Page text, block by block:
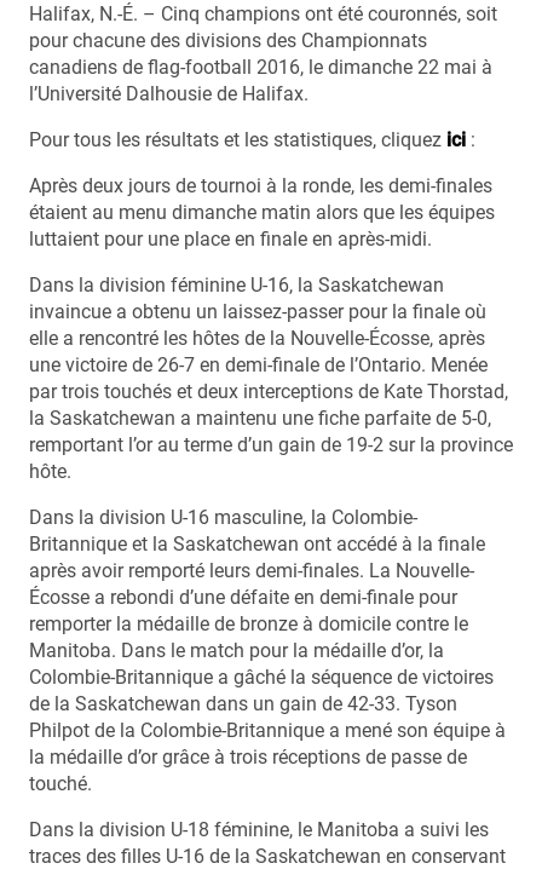
Halifax, N.-É. – Cinq champions ont été couronnés, soit
pour chacune des divisions des Championnats
canadiens de flag-football 2016, le dimanche 22 mai à
l’Université Dalhousie de Halifax.
Pour tous les résultats et les statistiques, cliquez ici :
Après deux jours de tournoi à la ronde, les demi-finales
étaient au menu dimanche matin alors que les équipes
luttaient pour une place en finale en après-midi.
Dans la division féminine U-16, la Saskatchewan
invaincue a obtenu un laissez-passer pour la finale où
elle a rencontré les hôtes de la Nouvelle-Écosse, après
une victoire de 26-7 en demi-finale de l’Ontario. Menée
par trois touchés et deux interceptions de Kate Thorstad,
la Saskatchewan a maintenu une fiche parfaite de 5-0,
remportant l’or au terme d’un gain de 19-2 sur la province
hôte.
Dans la division U-16 masculine, la Colombie-
Britannique et la Saskatchewan ont accédé à la finale
après avoir remporté leurs demi-finales. La Nouvelle-
Écosse a rebondi d’une défaite en demi-finale pour
remporter la médaille de bronze à domicile contre le
Manitoba. Dans le match pour la médaille d’or, la
Colombie-Britannique a gâché la séquence de victoires
de la Saskatchewan dans un gain de 42-33. Tyson
Philpot de la Colombie-Britannique a mené son équipe à
la médaille d’or grâce à trois réceptions de passe de
touché.
Dans la division U-18 féminine, le Manitoba a suivi les
traces des filles U-16 de la Saskatchewan en conservant